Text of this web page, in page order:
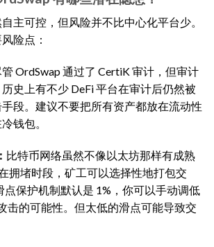
主可控，但风险并不比中心化平台少。
险点：
OrdSwap 通过了 CertiK 审计，但审计
史上有不少 DeFi 平台在审计后仍然被
段。建议不要把所有资产都放在流动性
钱包。
比特币网络虽然不像以太坊那样有成熟
拥堵时段，矿工可以选择性地打包交
点保护机制默认是 1%，你可以手动调低
击的可能性。但太低的滑点可能导致交